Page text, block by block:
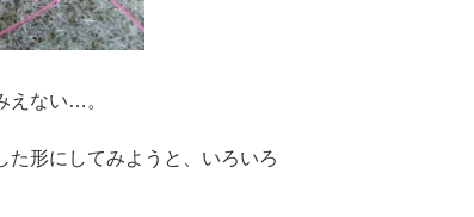
えない…。
形にしてみようと、いろいろ